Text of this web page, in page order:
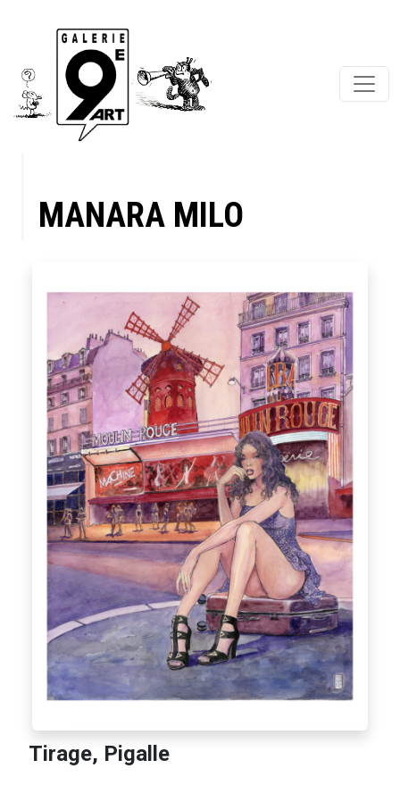
MANARA MILO
Tirage, Pigalle